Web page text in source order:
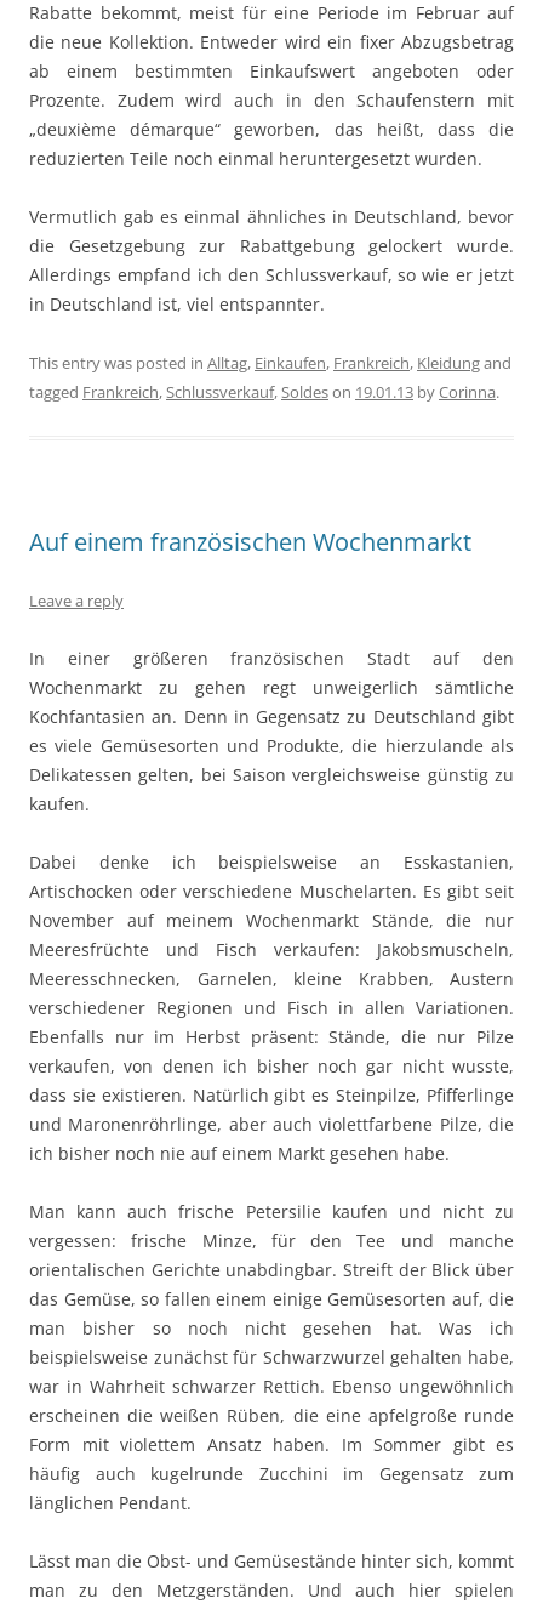
Rabatte bekommt, meist für eine Periode im Februar auf
die neue Kollektion. Entweder wird ein fixer Abzugsbetrag
ab einem bestimmten Einkaufswert angeboten oder
Prozente. Zudem wird auch in den Schaufenstern mit
„deuxième démarque“ geworben, das heißt, dass die
reduzierten Teile noch einmal heruntergesetzt wurden.
Vermutlich gab es einmal ähnliches in Deutschland, bevor
die Gesetzgebung zur Rabattgebung gelockert wurde.
Allerdings empfand ich den Schlussverkauf, so wie er jetzt
in Deutschland ist, viel entspannter.
This entry was posted in Alltag, Einkaufen, Frankreich, Kleidungand
tagged Frankreich,Schlussverkauf,Soldeson 19.01.13 byCorinna.
Auf einem französischen Wochenmarkt
Leave a reply
In einer größeren französischen Stadt auf den
Wochenmarkt zu gehen regt unweigerlich sämtliche
Kochfantasien an. Denn in Gegensatz zu Deutschland gibt
es viele Gemüsesorten und Produkte, die hierzulande als
Delikatessen gelten, bei Saison vergleichsweise günstig zu
kaufen.
Dabei denke ich beispielsweise an Esskastanien,
Artischocken oder verschiedene Muschelarten. Es gibt seit
November auf meinem Wochenmarkt Stände, die nur
Meeresfrüchte und Fisch verkaufen: Jakobsmuscheln,
Meeresschnecken, Garnelen, kleine Krabben, Austern
verschiedener Regionen und Fisch in allen Variationen.
Ebenfalls nur im Herbst präsent: Stände, die nur Pilze
verkaufen, von denen ich bisher noch gar nicht wusste,
dass sie existieren. Natürlich gibt es Steinpilze, Pfifferlinge
und Maronenröhrlinge, aber auch violettfarbene Pilze, die
ich bisher noch nie auf einem Markt gesehen habe.
Man kann auch frische Petersilie kaufen und nicht zu
vergessen: frische Minze, für den Tee und manche
orientalischen Gerichte unabdingbar. Streift der Blick über
das Gemüse, so fallen einem einige Gemüsesorten auf, die
man bisher so noch nicht gesehen hat. Was ich
beispielsweise zunächst für Schwarzwurzel gehalten habe,
war in Wahrheit schwarzer Rettich. Ebenso ungewöhnlich
erscheinen die weißen Rüben, die eine apfelgroße runde
Form mit violettem Ansatz haben. Im Sommer gibt es
häufig auch kugelrunde Zucchini im Gegensatz zum
länglichen Pendant.
Lässt man die Obst- und Gemüsestände hinter sich, kommt
man zu den Metzgerständen. Und auch hier spielen